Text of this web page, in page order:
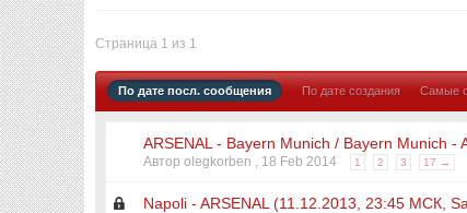
Страница 1 из 1
По дате посл. сообщения По дате создания Самые
ARSENAL - Bayern Munich / Bayern Munich -
Автор olegkorben , 18 Feb 2014 1 2 3 17 →
Napoli - ARSENAL (11.12.2013, 23:45 МСК,